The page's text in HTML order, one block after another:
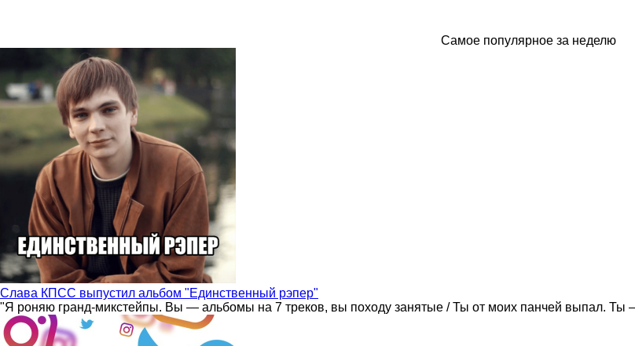
Самое популярное за неделю
Слава КПСС выпустил альбом "Единственный рэпер"
"Я роняю гранд-микстейпы. Вы — альбомы на 7 треков, вы походу занятые / Ты от моих панчей выпал.